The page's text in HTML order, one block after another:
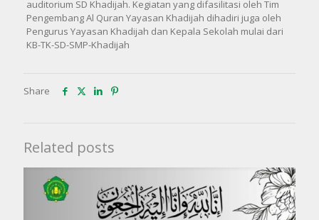
auditorium SD Khadijah. Kegiatan yang difasilitasi oleh Tim
Pengembang Al Quran Yayasan Khadijah dihadiri juga oleh
Pengurus Yayasan Khadijah dan Kepala Sekolah mulai dari
KB-TK-SD-SMP-Khadijah
Share
Related posts